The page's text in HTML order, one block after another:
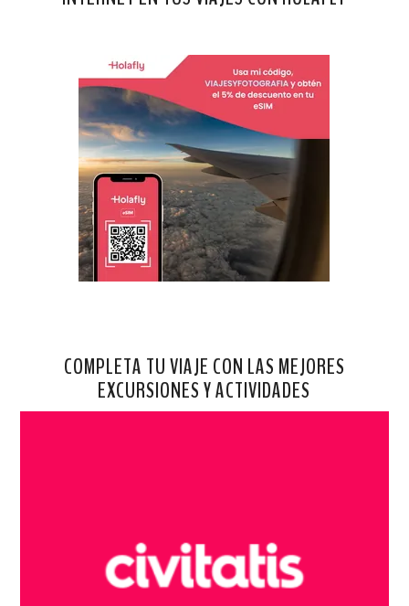
COMPLETA TU VIAJE CON LAS MEJORES
EXCURSIONES Y ACTIVIDADES